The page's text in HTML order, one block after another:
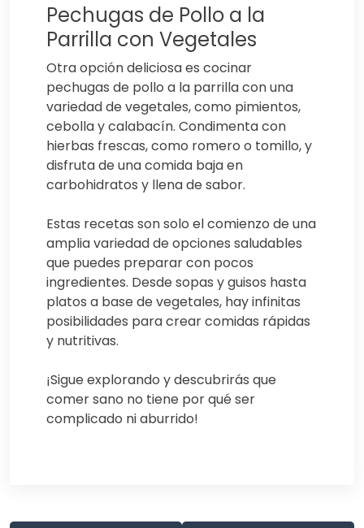
Pechugas de Pollo a la
Parrilla con Vegetales
Otra opción deliciosa es cocinar
pechugas de pollo a la parrilla con una
variedad de vegetales, como pimientos,
cebolla y calabacín. Condimenta con
hierbas frescas, como romero o tomillo, y
disfruta de una comida baja en
carbohidratos y llena de sabor.
Estas recetas son solo el comienzo de una
amplia variedad de opciones saludables
que puedes preparar con pocos
ingredientes. Desde sopas y guisos hasta
platos a base de vegetales, hay infinitas
posibilidades para crear comidas rápidas
y nutritivas.
¡Sigue explorando y descubrirás que
comer sano no tiene por qué ser
complicado ni aburrido!